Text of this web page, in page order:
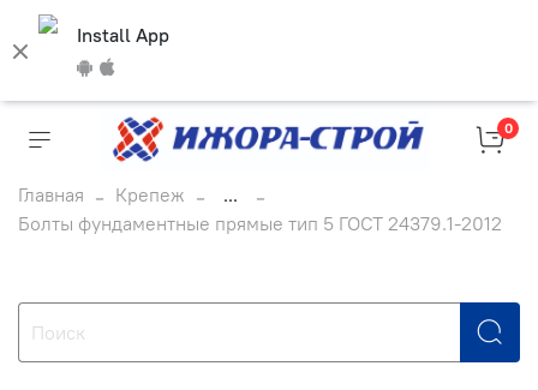
Install App
0
Главная Крепеж
...
Болты фундаментные прямые тип 5 ГОСТ 24379.1-2012